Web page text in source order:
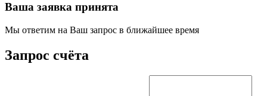
Ваша заявка принята
Мы ответим на Ваш запрос в ближайшее время
Запрос счёта